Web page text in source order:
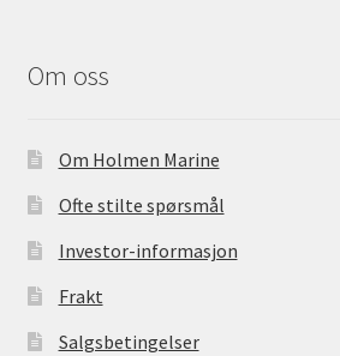
Om oss
Om Holmen Marine
Ofte stilte spørsmål
Investor-informasjon
Frakt
Salgsbetingelser